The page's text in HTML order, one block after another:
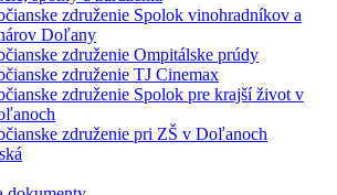
združenie Spolok vinohradníkov a
Doľany
združenie Ompitálske prúdy
združenie TJ Cinemax
združenie Spolok pre krajší život v
združenie pri ZŠ v Doľanoch